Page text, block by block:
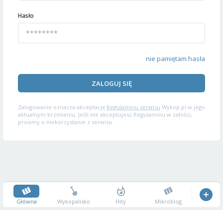
Hasło
nie pamiętam hasła
ZALOGUJ SIĘ
Zalogowanie oznacza akceptację Regulaminu serwisu Wykop.pl w jego
aktualnym brzmieniu. Jeśli nie akceptujesz Regulaminu w całości,
prosimy o niekorzystanie z serwisu.
Główna Wykopalisko Hity Mikroblog